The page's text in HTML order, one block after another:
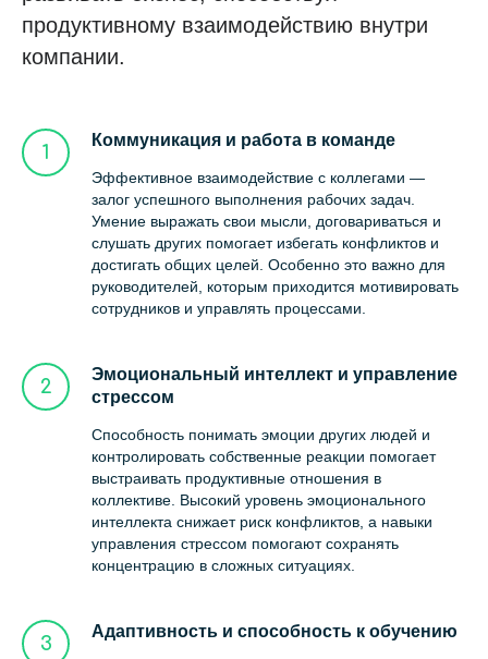
продуктивному взаимодействию внутри
компании.
Коммуникация и работа в команде
Эффективное взаимодействие с коллегами —
залог успешного выполнения рабочих задач.
Умение выражать свои мысли, договариваться и
слушать других помогает избегать конфликтов и
достигать общих целей. Особенно это важно для
руководителей, которым приходится мотивировать
сотрудников и управлять процессами.
Эмоциональный интеллект и управление
стрессом
Способность понимать эмоции других людей и
контролировать собственные реакции помогает
выстраивать продуктивные отношения в
коллективе. Высокий уровень эмоционального
интеллекта снижает риск конфликтов, а навыки
управления стрессом помогают сохранять
концентрацию в сложных ситуациях.
Адаптивность и способность к обучению